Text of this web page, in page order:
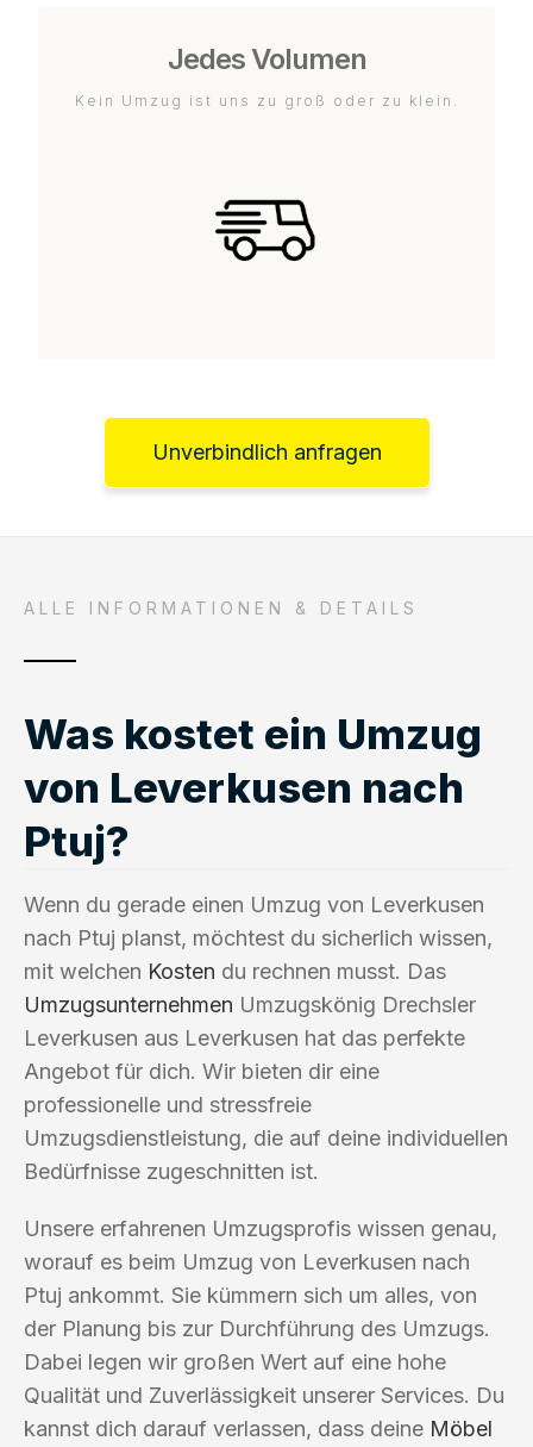
Jedes Volumen
Kein Umzug ist uns zu groß oder zu klein.
Unverbindlich anfragen
ALLE INFORMATIONEN & DETAILS
Was kostet ein Umzug
von Leverkusen nach
Ptuj?
Wenn du gerade einen Umzug von Leverkusen
nach Ptuj planst, möchtest du sicherlich wissen,
mit welchen Kosten du rechnen musst. Das
Umzugsunternehmen Umzugskönig Drechsler
Leverkusen aus Leverkusen hat das perfekte
Angebot für dich. Wir bieten dir eine
professionelle und stressfreie
Umzugsdienstleistung, die auf deine individuellen
Bedürfnisse zugeschnitten ist.
Unsere erfahrenen Umzugsprofis wissen genau,
worauf es beim Umzug von Leverkusen nach
Ptuj ankommt. Sie kümmern sich um alles, von
der Planung bis zur Durchführung des Umzugs.
Dabei legen wir großen Wert auf eine hohe
Qualität und Zuverlässigkeit unserer Services. Du
kannst dich darauf verlassen, dass deine Möbel